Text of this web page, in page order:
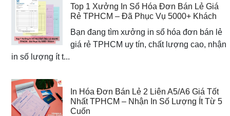
Top 1 Xưởng In Sổ Hóa Đơn Bán Lẻ Giá
Rẻ TPHCM – Đã Phục Vụ 5000+ Khách
Bạn đang tìm xưởng in sổ hóa đơn bán lẻ
giá rẻ TPHCM uy tín, chất lượng cao, nhận
in số lượng ít t...
In Hóa Đơn Bán Lẻ 2 Liên A5/A6 Giá Tốt
Nhất TPHCM – Nhận In Số Lượng Ít Từ 5
Cuốn